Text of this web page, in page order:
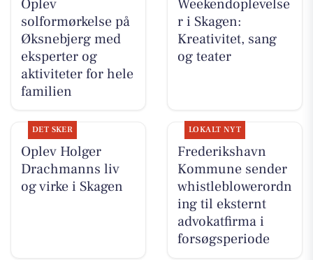
Oplev
solformørkelse på
Øksnebjerg med
eksperter og
aktiviteter for hele
familien
Weekendoplevelse
r i Skagen:
Kreativitet, sang
og teater
DET SKER
Oplev Holger
Drachmanns liv
og virke i Skagen
LOKALT NYT
Frederikshavn
Kommune sender
whistleblowerordn
ing til eksternt
advokatfirma i
forsøgsperiode